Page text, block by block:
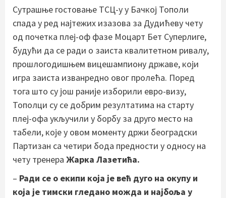
Сутрашње гостовање ТСЦ-у у Бачкој Тополи
спада у ред најтежих изазова за Дудићеву чету
од почетка плеј-оф фазе Моцарт Бет Суперлиге,
будући да се ради о заиста квалитетном ривалу,
прошлогодишњем вицешампиону државе, који
игра заиста изванредно овог пролећа. Поред
тога што су још раније изборили евро-визу,
Тополци су се добрим резултатима на старту
плеј-офа укључили у борбу за друго место на
табели, које у овом моменту држи београдски
Партизан са четири бода предности у односу на
чету тренера Жарка Лазетића.
– Ради се о екипи која је већ дуго на окупу и
која је тимски гледано можда и најбоља у